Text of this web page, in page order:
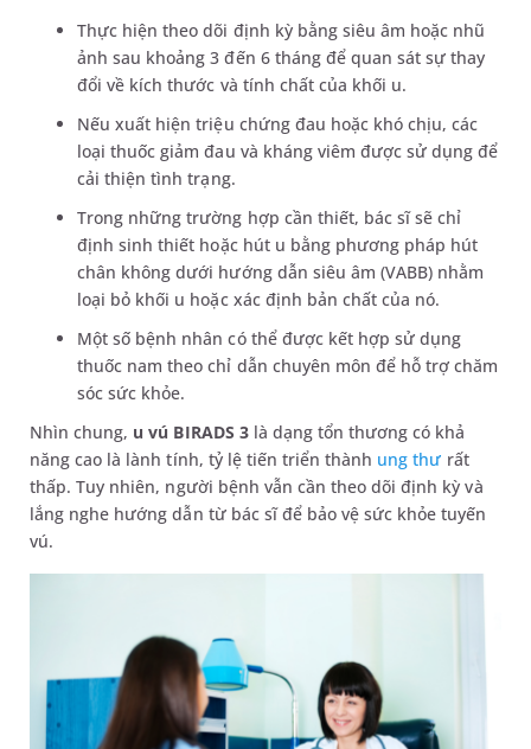
Thực hiện theo dõi định kỳ bằng siêu âm hoặc nhũ
ảnh sau khoảng 3 đến 6 tháng để quan sát sự thay
đổi về kích thước và tính chất của khối u.
Nếu xuất hiện triệu chứng đau hoặc khó chịu, các
loại thuốc giảm đau và kháng viêm được sử dụng để
cải thiện tình trạng.
Trong những trường hợp cần thiết, bác sĩ sẽ chỉ
định sinh thiết hoặc hút u bằng phương pháp hút
chân không dưới hướng dẫn siêu âm (VABB) nhằm
loại bỏ khối u hoặc xác định bản chất của nó.
Một số bệnh nhân có thể được kết hợp sử dụng
thuốc nam theo chỉ dẫn chuyên môn để hỗ trợ chăm
sóc sức khỏe.
Nhìn chung, u vú BIRADS 3là dạng tổn thương có khả
năng cao là lành tính, tỷ lệ tiến triển thành ung thư rất
thấp. Tuy nhiên, người bệnh vẫn cần theo dõi định kỳ và
lắng nghe hướng dẫn từ bác sĩ để bảo vệ sức khỏe tuyến
vú.